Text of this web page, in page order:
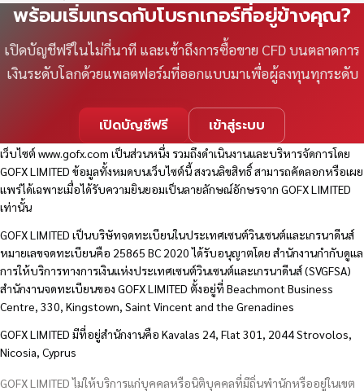
พร้อมเริ่มเทรดกับโบรกเกอร์ที่อยู่ข้างคุณ?
เปิดบัญชีฟรีในไม่กี่นาที และเข้าถึงการซื้อขาย CFD บนตลาดการ
เงินระดับโลกด้วยแพลตฟอร์มที่ออกแบบมาเพื่อผู้ลงทุนทุกระดับ
เปิดบัญชีฟรี เข้าสู่ระบบ
เว็บไซต์www.gofx.com เป็นส่วนหนึ่ง รวมถึงดำเนินงานและบริหารจัดการโดย
GOFX LIMITED ข้อมูลทั้งหมดบนเว็บไซต์นี้ สงวนลิขสิทธิ์ สามารถคัดลอกหรือเผย
แพร่ได้เฉพาะเมื่อได้รับความยินยอมเป็นลายลักษณ์อักษรจาก GOFX LIMITED
เท่านั้น
GOFX LIMITED เป็นบริษัทจดทะเบียนในประเทศเซนต์วินเซนต์และเกรนาดีนส์
หมายเลขจดทะเบียนคือ 25865 BC 2020 ได้รับอนุญาตโดย สำนักงานกำกับดูแล
การให้บริการทางการเงินแห่งประเทศเซนต์วินเซนต์และเกรนาดีนส์ (SVGFSA)
สำนักงานจดทะเบียนของ GOFX LIMITED ตั้งอยู่ที่ Beachmont Business
Centre, 330, Kingstown, Saint Vincent and the Grenadines
GOFX LIMITED มีที่อยู่สำนักงานคือ Kavalas 24, Flat 301, 2044 Strovolos,
Nicosia, Cyprus
GOFX LIMITED ไม่ให้บริการแก่บุคคลหรือนิติบุคคลที่มีถิ่นพำนักหรืออยู่ในเขต